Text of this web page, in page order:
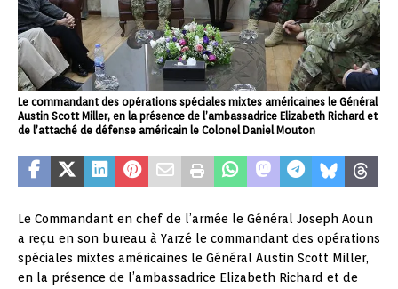
Le commandant des opérations spéciales mixtes américaines le Général
Austin Scott Miller, en la présence de l’ambassadrice Elizabeth Richard et
de l’attaché de défense américain le Colonel Daniel Mouton
Le Commandant en chef de l’armée le Général Joseph Aoun
a reçu en son bureau à Yarzé le commandant des opérations
spéciales mixtes américaines le Général Austin Scott Miller,
en la présence de l’ambassadrice Elizabeth Richard et de